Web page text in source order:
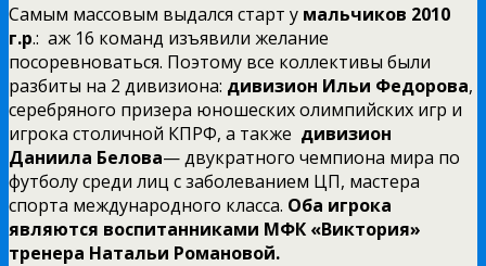
Самым массовым выдался старт у мальчиков 2010
г.р.: аж 16 команд изъявили желание
посоревноваться. Поэтому все коллективы были
разбиты на 2 дивизиона: дивизион Ильи Федорова,
серебряного призера юношеских олимпийских игр и
игрока столичной КПРФ, а также дивизион
Даниила Белова— двукратного чемпиона мира по
футболу среди лиц с заболеванием ЦП, мастера
спорта международного класса. Оба игрока
являются воспитанниками МФК «Виктория»
тренера Натальи Романовой.